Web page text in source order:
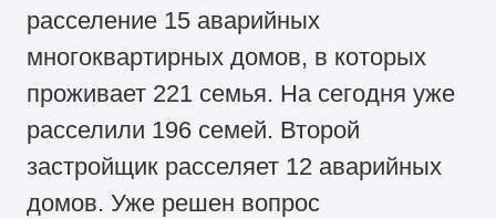
расселение 15 аварийных
многоквартирных домов, в которых
проживает 221 семья. На сегодня уже
расселили 196 семей. Второй
застройщик расселяет 12 аварийных
домов. Уже решен вопрос